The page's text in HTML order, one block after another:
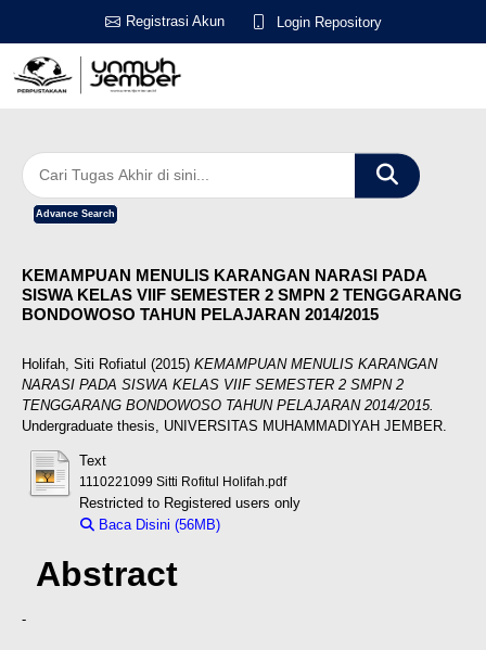
Registrasi Akun Login Repository
Advance Search
KEMAMPUAN MENULIS KARANGAN NARASI PADA
SISWA KELAS VIIF SEMESTER 2 SMPN 2 TENGGARANG
BONDOWOSO TAHUN PELAJARAN 2014/2015
Holifah, Siti Rofiatul (2015) KEMAMPUAN MENULIS KARANGAN
NARASI PADA SISWA KELAS VIIF SEMESTER 2 SMPN 2
TENGGARANG BONDOWOSO TAHUN PELAJARAN 2014/2015.
Undergraduate thesis, UNIVERSITAS MUHAMMADIYAH JEMBER.
Text
1110221099 Sitti Rofitul Holifah.pdf
Restricted to Registered users only
Baca Disini (56MB)
Abstract
-